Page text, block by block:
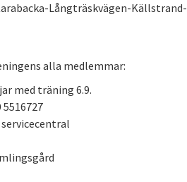
Långträskvägen-Källstrand-
alla medlemmar:
med träning 6.9.